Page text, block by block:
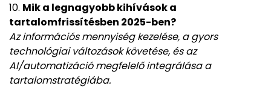
Mik a legnagyobb kihívások a
tartalomfrissítésben 2025-ben?
Az információs mennyiség kezelése, a gyors
technológiai változások követése, és az
AI/automatizáció megfelelő integrálása a
tartalomstratégiába.